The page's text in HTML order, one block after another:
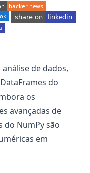
a new tab)
de dados,
do
os
avançadas de
do NumPy são
em